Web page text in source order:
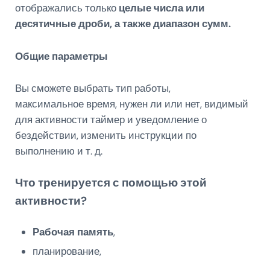
отображались толькоцелые числа или
десятичные дроби, а также диапазон сумм.
Общие параметры
Вы сможете выбрать тип работы,
максимальное время, нужен ли или нет, видимый
для активности таймер и уведомление о
бездействии, изменить инструкции по
выполнению и т. д.
Что тренируется с помощью этой
активности?
Рабочая память,
планирование,